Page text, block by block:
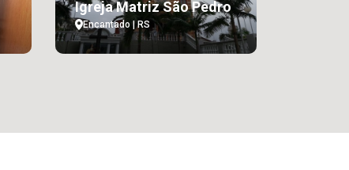
Igreja Matriz São Pedro
Encantado | RS